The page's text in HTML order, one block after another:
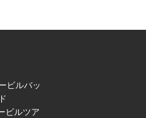
ビルバッ
ビルツア